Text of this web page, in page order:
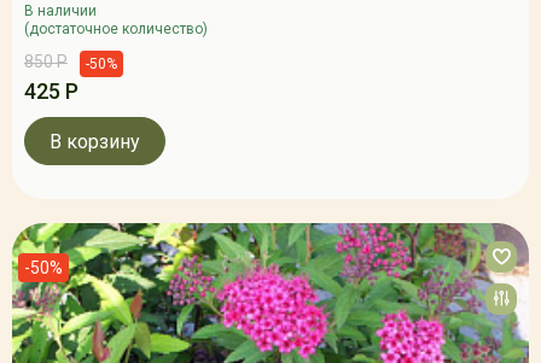
В наличии
(достаточное количество)
850 Р -50%
425 Р
В корзину
-50%